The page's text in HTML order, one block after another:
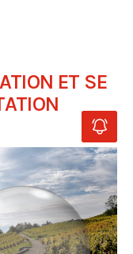
ET SE